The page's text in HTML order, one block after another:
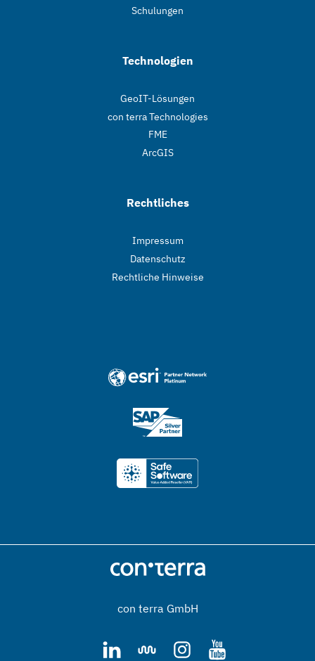
Schulungen
Technologien
GeoIT-Lösungen
con terra Technologies
FME
ArcGIS
Rechtliches
Impressum
Datenschutz
Rechtliche Hinweise
con terra GmbH